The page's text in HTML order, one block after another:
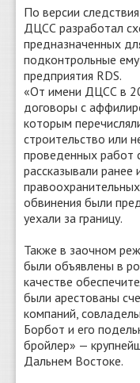
По версии
ДЦСС разработал
предназначенных
подконтрольные
предприятия RDS.
«От имени ДЦСС в
договоры с
которым
строительство или
проведенных работ
рассказывали ранее
обвинения были
уехали за границу.
Также в заочном
были объявлены в
качестве
были арестованы
компаний,
Борбот и его
бройлер» —
Дальнем Востоке.